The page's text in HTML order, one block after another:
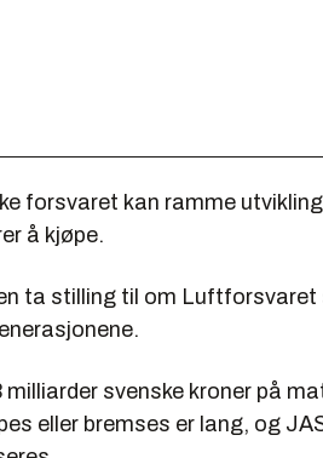
forsvaret kan ramme
å kjøpe.
ta stilling til om
svenske kroner på
eller bremses er lang, og